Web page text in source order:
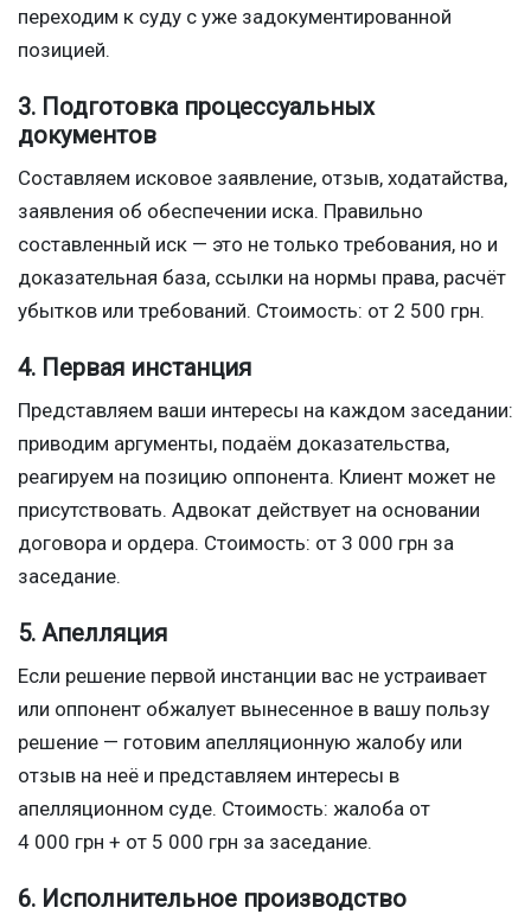
переходим к суду с уже задокументированной
позицией.
3. Подготовка процессуальных
документов
Составляем исковое заявление, отзыв, ходатайства,
заявления об обеспечении иска. Правильно
составленный иск — это не только требования, но и
доказательная база, ссылки на нормы права, расчёт
убытков или требований. Стоимость: от 2 500 грн.
4. Первая инстанция
Представляем ваши интересы на каждом заседании:
приводим аргументы, подаём доказательства,
реагируем на позицию оппонента. Клиент может не
присутствовать. Адвокат действует на основании
договора и ордера. Стоимость: от 3 000 грн за
заседание.
5. Апелляция
Если решение первой инстанции вас не устраивает
или оппонент обжалует вынесенное в вашу пользу
решение — готовим апелляционную жалобу или
отзыв на неё и представляем интересы в
апелляционном суде. Стоимость: жалоба от
4 000 грн + от 5 000 грн за заседание.
6. Исполнительное производство